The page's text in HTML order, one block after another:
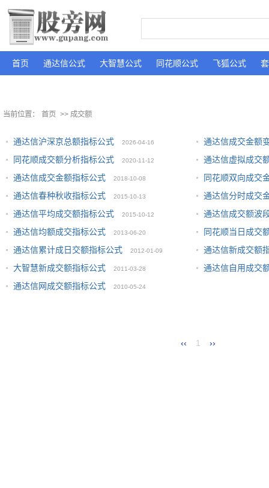
首页 通达信公式 大智慧公式 同花顺公式 飞狐公式
当前位置： 首页 >> 成交额
通达信沪深京总额指标公式 2026-04-16
通达信成交金额
同花顺成交额分析指标公式
2020-11-12
通达信虚拟成交
通达信成交金额指标公式
2018-10-08
同花顺双向成交
通达信春种秋收指标公式
2015-10-13
通达信分时成交
通达信平均成交额指标公式
2015-10-12
通达信成交额波
通达信均额成交指标公式
2013-06-20
同花顺当日成交
通达信累计成日交额指标公式
2012-01-09
通达信新成交额
大智慧新成交额指标公式
2011-03-28
通达信自用成交
通达信网成交额指标公式
2010-05-24
‹‹ 1 ››